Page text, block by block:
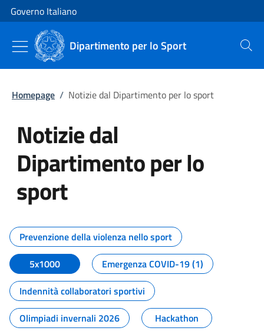
Vai al contenuto
Vai alla navigazione del sito
Governo Italiano
Dipartimento per lo Sport Cerca
Homepage / Notizie dal Dipartimento per lo sport
Notizie dal
Dipartimento per lo
sport
Tutti i contenuti della pagina
Prevenzione della violenza nello sport
5x1000
Emergenza COVID-19 (1)
Indennità collaboratori sportivi
Olimpiadi invernali 2026
Hackathon